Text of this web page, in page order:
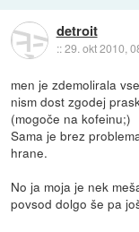
detroit
::29. okt 2010,
men je zdemolirala
nism dost zgodej
(mogoče na kofeinu;)
Sama je brez
hrane.
No ja moja je nek
povsod dolgo še pa